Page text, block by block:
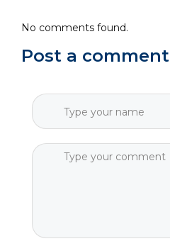
No comments found.
Post a comment